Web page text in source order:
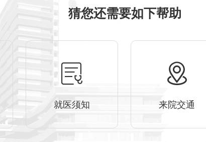
猜您还需要如下帮助
就医须知 来院交通